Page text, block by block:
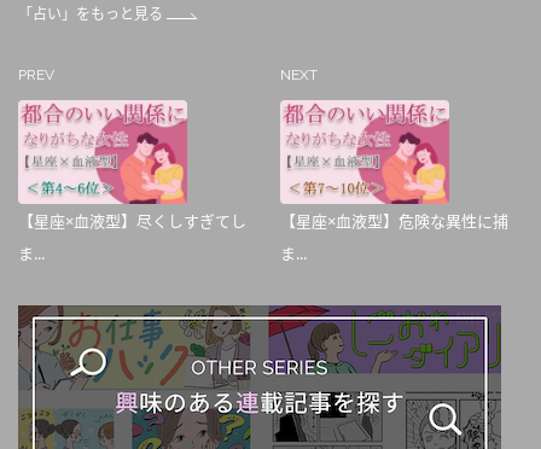
「占い」をもっと見る
PREV
【星座×血液型】尽くしすぎてし
ま...
NEXT
【星座×血液型】危険な異性に捕
ま...